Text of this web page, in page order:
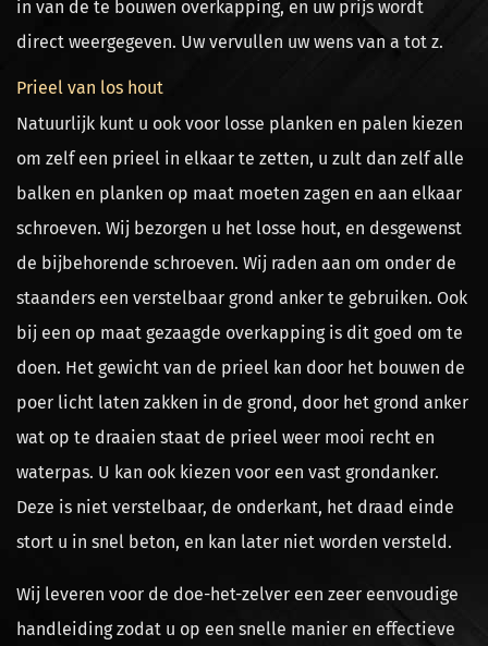
in van de te bouwen overkapping, en uw prijs wordt
direct weergegeven. Uw vervullen uw wens van a tot z.
Prieel van los hout
Natuurlijk kunt u ook voor losse planken en palen kiezen
om zelf een prieel in elkaar te zetten, u zult dan zelf alle
balken en planken op maat moeten zagen en aan elkaar
schroeven. Wij bezorgen u het losse hout, en desgewenst
de bijbehorende schroeven. Wij raden aan om onder de
staanders een verstelbaar grond anker te gebruiken. Ook
bij een op maat gezaagde overkapping is dit goed om te
doen. Het gewicht van de prieel kan door het bouwen de
poer licht laten zakken in de grond, door het grond anker
wat op te draaien staat de prieel weer mooi recht en
waterpas. U kan ook kiezen voor een vast grondanker.
Deze is niet verstelbaar, de onderkant, het draad einde
stort u in snel beton, en kan later niet worden versteld.
Wij leveren voor de doe-het-zelver een zeer eenvoudige
handleiding zodat u op een snelle manier en effectieve